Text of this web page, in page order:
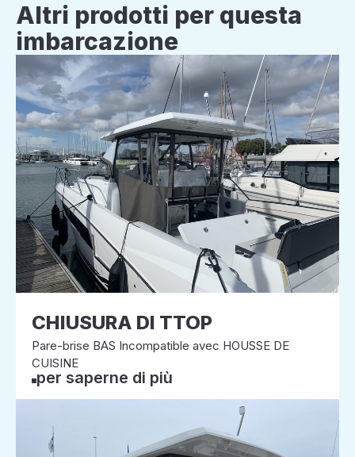
Altri prodotti per questa
imbarcazione
CHIUSURA DI TTOP
Pare-brise BAS Incompatible avec HOUSSE DE
CUISINE
per saperne di più